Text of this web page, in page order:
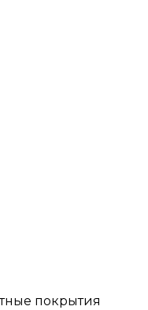
покрытия